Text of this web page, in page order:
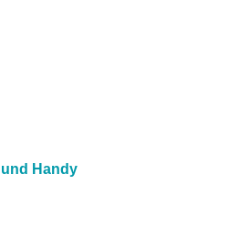
Handy